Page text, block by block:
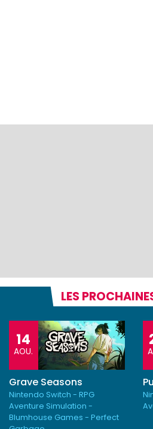
LES
14
AOU.
Grave Seasons
Nintendo Switch - RPG
Aventure Simulation -
Blumhouse Games - Perfect